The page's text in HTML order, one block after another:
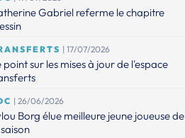
Gabriel referme le chapitre
| 17/07/2026
point sur les mises à jour de l'espace
| 26/06/2026
Borg élue meilleure jeune joueuse de